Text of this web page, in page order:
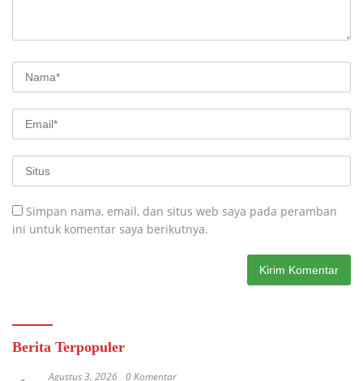
Simpan nama, email, dan situs web saya pada peramban
ini untuk komentar saya berikutnya.
Berita Terpopuler
Agustus 3, 2026 0 Komentar